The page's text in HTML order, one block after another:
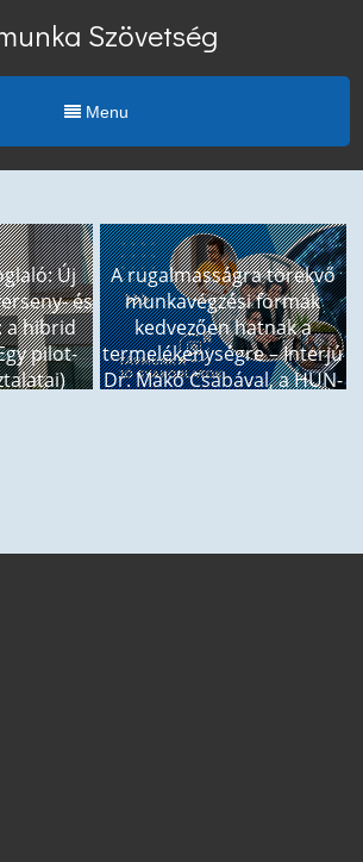
Szövetség
Menu
Új
és
a hibrid
pilot-
A rugalmasságra törekvő
munkavégzési formák
kedvezően hatnak a
termelékenységre – Interjú
Dr. Makó Csabával, a HUN-